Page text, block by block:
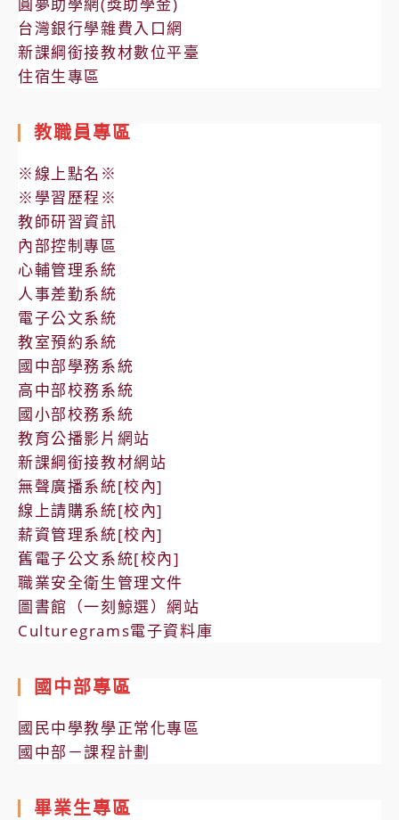
台灣銀行學雜費入口網
新課綱銜接教材數位平臺
住宿生專區
教職員專區
※線上點名※
※學習歷程※
教師研習資訊
內部控制專區
心輔管理系統
人事差勤系統
電子公文系統
教室預約系統
國中部學務系統
高中部校務系統
國小部校務系統
教育公播影片網站
新課綱銜接教材網站
無聲廣播系統[校內]
線上請購系統[校內]
薪資管理系統[校內]
舊電子公文系統[校內]
職業安全衛生管理文件
圖書館（一刻鯨選）網站
Culturegrams電子資料庫
國中部專區
國民中學教學正常化專區
國中部－課程計劃
畢業生專區